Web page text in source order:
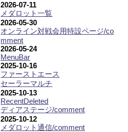
2026-07-11
メダロット一覧
2026-05-30
オンライン対戦会用特設ページ/co
mment
2026-05-24
MenuBar
2025-10-16
ファーストエース
セーラーマルチ
2025-10-13
RecentDeleted
ディアステージ/comment
2025-10-12
メダロット通信/comment